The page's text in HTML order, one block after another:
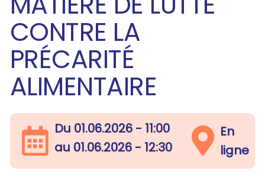
CONTRE LA
PRÉCARITÉ
ALIMENTAIRE
Du 01.06.2026 - 11:00
au 01.06.2026 - 12:30
En
ligne